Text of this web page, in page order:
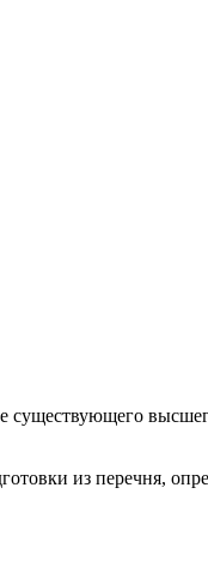
существующего
из перечня,